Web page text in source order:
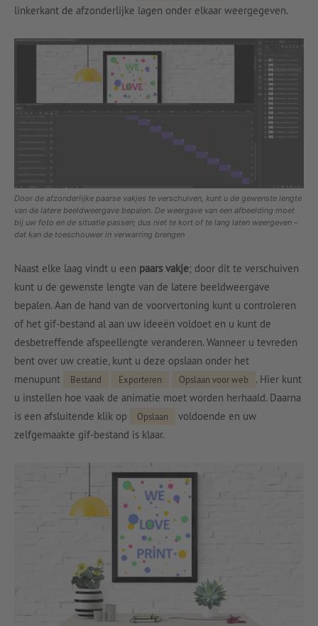
linkerkant de afzonderlijke lagen onder elkaar weergegeven.
Door de afzonderlijke paarse vakjes te verschuiven, kunt u de gewenste lengte
van de latere beeldweergave bepalen. De weergave van een afbeelding moet
bij uw foto en de situatie passen; dus niet te kort of te lang laten weergeven –
dat kan de toeschouwer in verwarring brengen
Naast elke laag vindt u een paars vakje; door dit te verschuiven
kunt u de gewenste lengte van de latere beeldweergave
bepalen. Aan de hand van de voorvertoning kunt u controleren
of het gif-bestand al aan uw ideeën voldoet en u kunt de
desbetreffende afspeellengte veranderen. Wanneer u tevreden
bent over uw creatie, kunt u deze opslaan onder het
menupunt
Bestand Exporteren Opslaan voor web
. Hier kunt
u instellen hoe vaak de animatie moet worden herhaald. Daarna
is een afsluitende klik op
Opslaan
voldoende en uw
zelfgemaakte gif-bestand is klaar.